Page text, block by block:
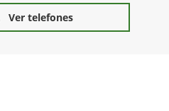
Ver telefones